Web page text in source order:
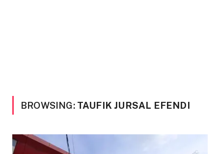
BROWSING: TAUFIK JURSAL EFENDI